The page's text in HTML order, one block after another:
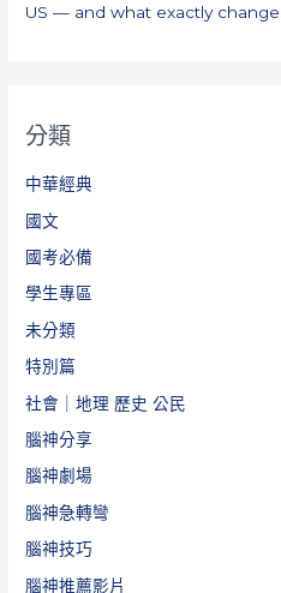
US — and what exactly
分類
中華經典
國文
國考必備
學生專區
未分類
特別篇
社會｜地理 歷史 公民
腦神分享
腦神劇場
腦神急轉彎
腦神技巧
腦神推薦影片